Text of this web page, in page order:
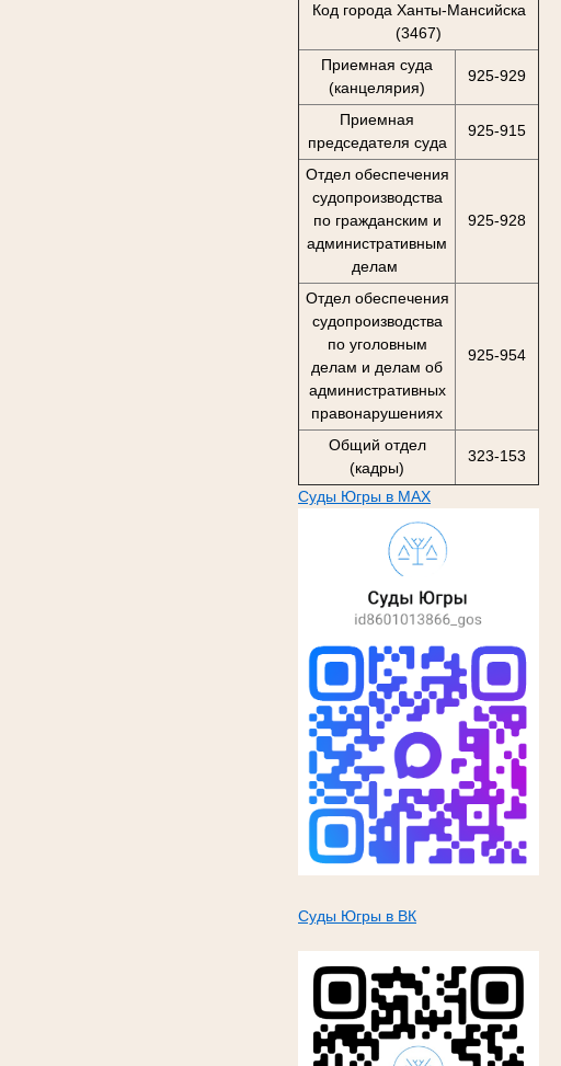
Код города Ханты-Мансийска
(3467)
Приемная суда
(канцелярия)
925-929
Приемная
председателя суда
925-915
Отдел обеспечения
судопроизводства
по гражданским и
административным
делам
925-928
Отдел обеспечения
судопроизводства
по уголовным
делам и делам об
административных
правонарушениях
925-954
Общий отдел
(кадры)
323-153
Суды Югры в MAX
Суды Югры в ВК